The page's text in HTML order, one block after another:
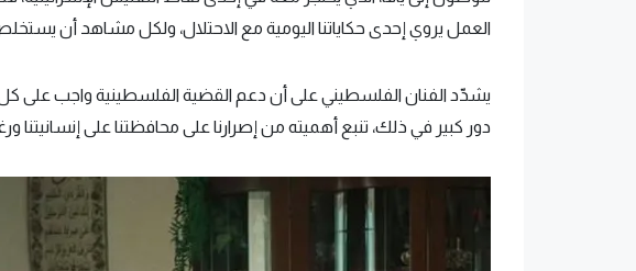
العمل يروي إحدى حكاياتنا اليومية مع الاحتلال، ولكل مشاهد أن
يشدّد الفنان الفلسطيني على أن دعم القضية الفلسطينية واجب على كل
دور كبير في ذلك، تنبع أهميته من إصرارنا على محافظتنا على إنسانيتنا